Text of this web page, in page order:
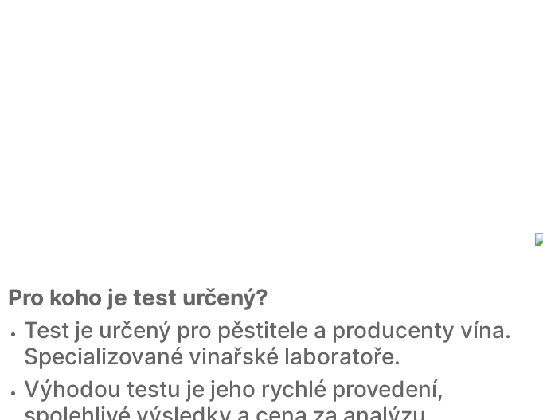
Pro koho je test určený?
Test je určený pro pěstitele a producenty vína.
Specializované vinařské laboratoře.
Výhodou testu je jeho rychlé provedení,